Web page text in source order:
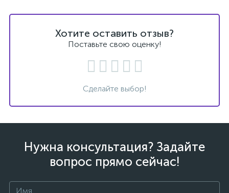
Хотите оставить отзыв?
Поставьте свою оценку!
Сделайте выбор!
Нужна консультация? Задайте
вопрос прямо сейчас!